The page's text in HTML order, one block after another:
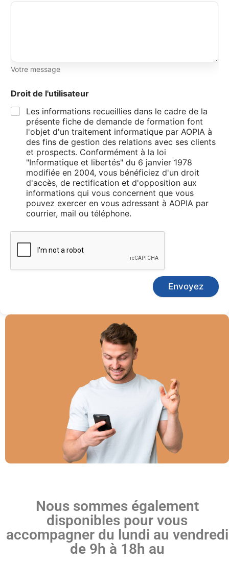
Votre message
Droit de l'utilisateur
Les informations recueillies dans le cadre de la
présente fiche de demande de formation font
l'objet d'un traitement informatique par AOPIA à
des fins de gestion des relations avec ses clients
et prospects. Conformément à la loi
"Informatique et libertés" du 6 janvier 1978
modifiée en 2004, vous bénéficiez d'un droit
d'accès, de rectification et d'opposition aux
informations qui vous concernent que vous
pouvez exercer en vous adressant à AOPIA par
courrier, mail ou téléphone.
Envoyez
Nous sommes également
disponibles pour vous
accompagner du lundi au vendredi
de 9h à 18h au